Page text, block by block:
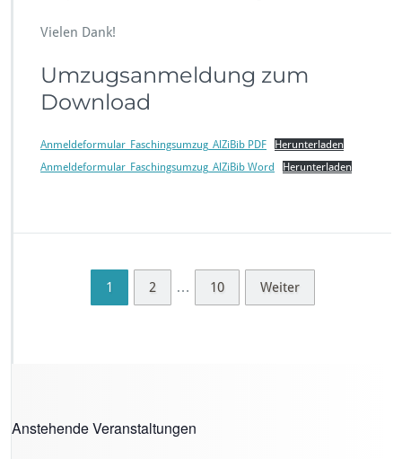
Vielen Dank!
Umzugsanmeldung zum
Download
Anmeldeformular_Faschingsumzug_AlZiBib PDF
Herunterladen
Anmeldeformular_Faschingsumzug_AlZiBib Word
Herunterladen
1 2 … 10 Weiter
Anstehende Veranstaltungen